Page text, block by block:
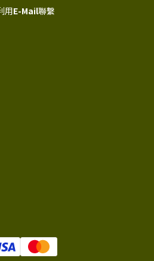
用E-Mail聯繫